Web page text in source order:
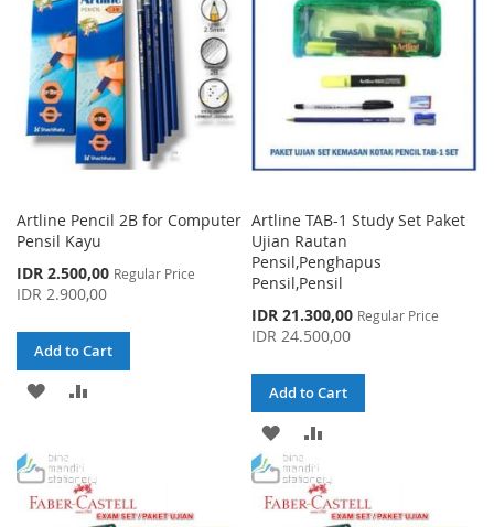
LIST
LIST
Artline Pencil 2B for Computer
Pensil Kayu
Special
Price
IDR 2.500,00 Regular Price
IDR 2.900,00
Add to Cart
ADD
WISH
LIST
Artline TAB-1 Study Set Paket
Ujian Rautan
Pensil,Penghapus
Pensil,Pensil
Special
Price
IDR 21.300,00 Regular Price
IDR 24.500,00
Add to Cart
ADD
TO
WISHCOMPARE